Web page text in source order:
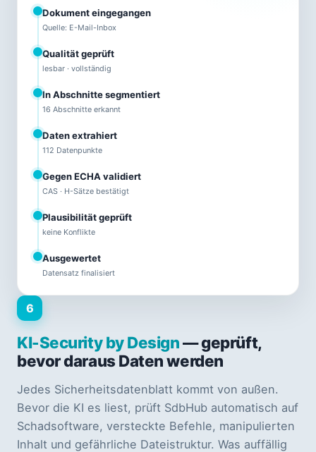
Dokument eingegangen
Quelle: E-Mail-Inbox
Qualität geprüft
lesbar · vollständig
In Abschnitte segmentiert
16 Abschnitte erkannt
Daten extrahiert
112 Datenpunkte
Gegen ECHA validiert
CAS · H-Sätze bestätigt
Plausibilität geprüft
keine Konflikte
Ausgewertet
Datensatz finalisiert
6
KI-Security by Design— geprüft,
bevor daraus Daten werden
Jedes Sicherheitsdatenblatt kommt von außen.
Bevor die KI es liest, prüft SdbHub automatisch auf
Schadsoftware, versteckte Befehle, manipulierten
Inhalt und gefährliche Dateistruktur. Was auffällig